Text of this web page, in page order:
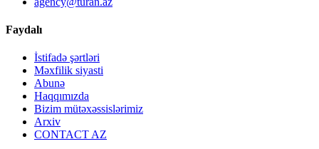
Faydalı
İstifadə şərtləri
Məxfilik siyasti
Abunə
Haqqımızda
Bizim mütəxəssislərimiz
Arxiv
CONTACT AZ